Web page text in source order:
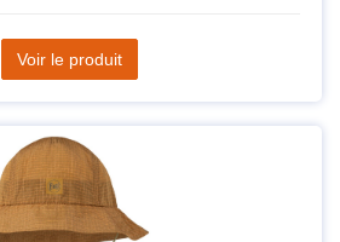
Voir le produit